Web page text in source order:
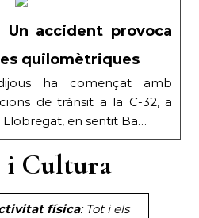
Un accident provoca
quilomètriques
ha començat amb
de trànsit a la C-32, a
Llobregat, en sentit Ba…
i Cultura
física: Tot i els